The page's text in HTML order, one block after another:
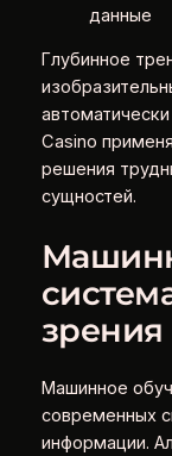
данные
Глубинное
Casino
решения
сущностей.
зрения
Машинное
современных
информации.